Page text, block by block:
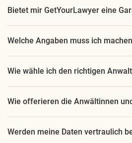
Bietet mir GetYourLawyer eine
Welche Angaben muss ich
Wie wähle ich den richtigen
Wie offerieren die Anwältinnen
Werden meine Daten vertraulich